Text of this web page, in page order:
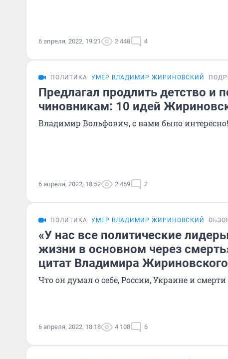
6 апреля, 2022, 19:21 2 448 4
ПОЛИТИКА УМЕР ВЛАДИМИР ЖИРИНОВСКИЙ
Предлагал продлить детство и
чиновникам: 10 идей
Владимир Вольфович, с вами было интересно!
6 апреля, 2022, 18:52 2 459 2
ПОЛИТИКА УМЕР ВЛАДИМИР ЖИРИНОВСКИЙ
«У нас все политические
жизни в основном через
цитат Владимира Жириновского
Что он думал о себе, России, Украине и
6 апреля, 2022, 18:18 4 108 6